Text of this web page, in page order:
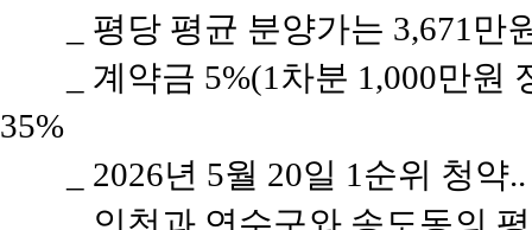
_ 평당 평균 분양가는 3,671
_ 계약금 5%(1차분 1,000만
35%
_ 2026년 5월 20일 1순위 청